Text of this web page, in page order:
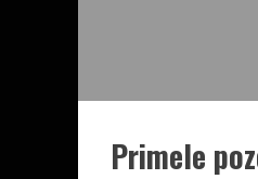
Primele